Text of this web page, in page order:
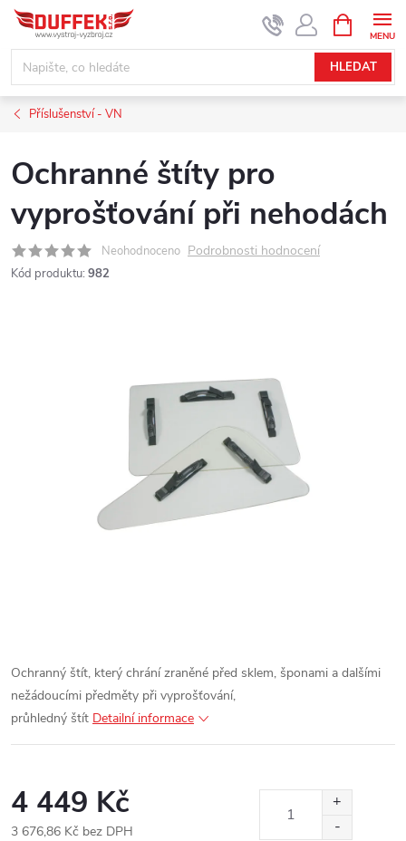
Přejít
obsah
HLEDAT
NÁKUPNÍ
KOŠÍK
Příslušenství - VN
Ochranné štíty pro
vyprošťování při nehodách
Neohodnoceno Podrobnosti hodnocení
Kód produktu: 982
Ochranný štít, který chrání zraněné před sklem, šponami a dalšími
nežádoucími předměty při vyprošťování,
průhledný štít Detailní informace
4 449 Kč
3 676,86 Kč bez DPH